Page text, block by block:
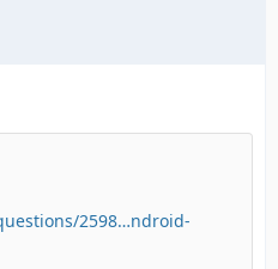
2598…ndroid-